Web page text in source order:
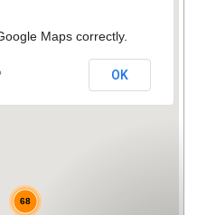
68
Maps correctly.
OK